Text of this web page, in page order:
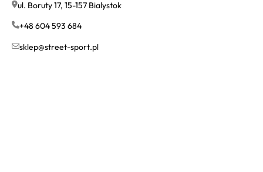
ul. Boruty 17, 15-157 Bialystok
+48 604 593 684
sklep@street-sport.pl